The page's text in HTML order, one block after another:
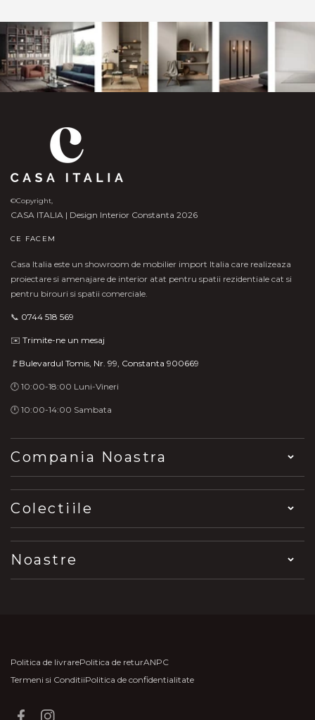
©Copyright,
CASA ITALIA | Design Interior Constanta 2026
CE FACEM
Casa Italia este un showroom de mobilier import Italia care realizeaza
proiectare si amenajare de interior atat pentru spatii rezidentiale cat si
pentru birouri si spatii comerciale.
📞 0744 518 569
✉️ Trimite-ne un mesaj
🚩Bulevardul Tomis, Nr. 99, Constanta 900669
🕛 10:00-18:00 Luni-Vineri
🕛 10:00-14:00 Sambata
Compania Noastra
Colectiile
Noastre
Politica de livrarePolitica de returANPC
Termeni si ConditiiPolitica de confidentialitate